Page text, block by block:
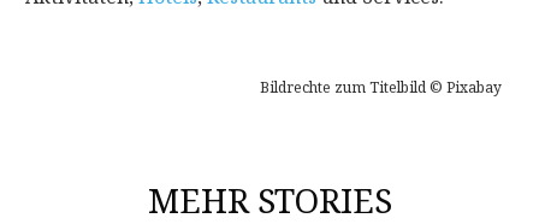
Bildrechte zum Titelbild © Pixabay
MEHR STORIES